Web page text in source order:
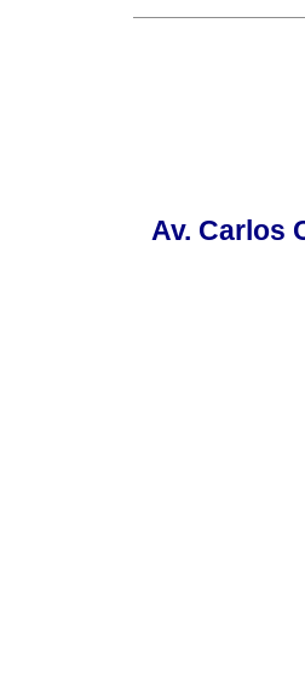
Av. Carlos